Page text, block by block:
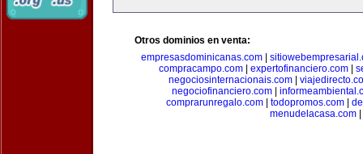
Otros dominios en venta:
empresasdominicanas.com|
compracampo.com| expertofinanciero.com|
negociosinternacionais.com
negociofinanciero.com
comprarunregalo.com| todopromos.com|
menudelacasa.com|